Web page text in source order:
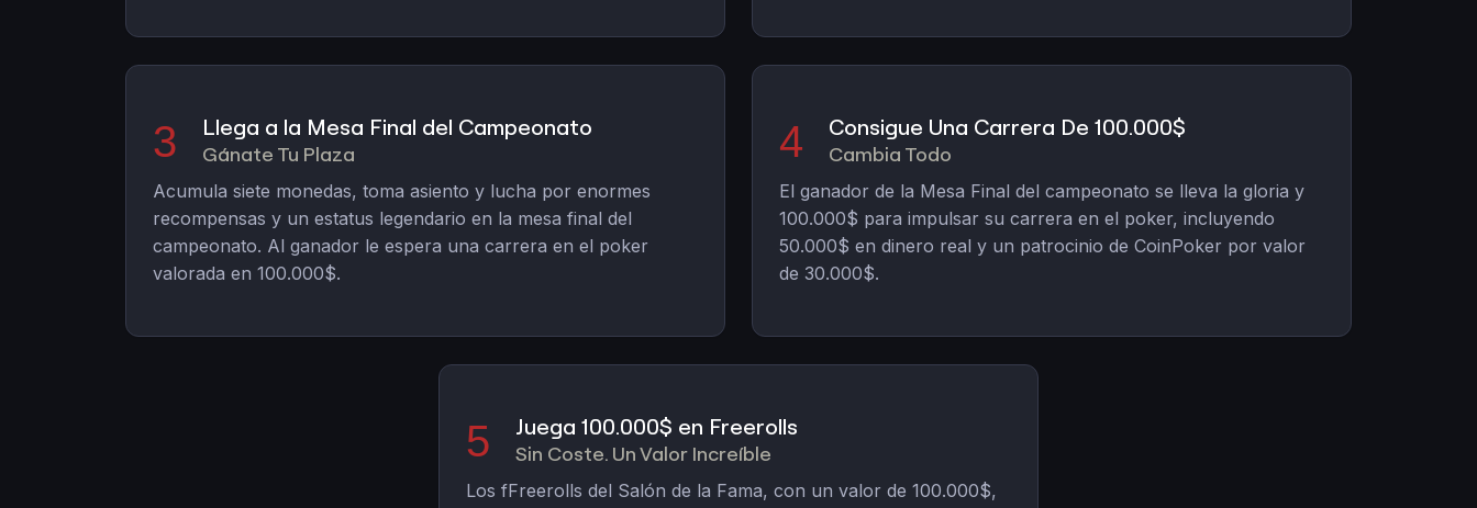
3 Llega a la Mesa Final del Campeonato
Gánate Tu Plaza
Acumula siete monedas, toma asiento y lucha por enormes
recompensas y un estatus legendario en la mesa final del
campeonato. Al ganador le espera una carrera en el poker
valorada en 100.000$.
4 Consigue Una Carrera De 100.000$
Cambia Todo
El ganador de la Mesa Final del campeonato se lleva la gloria y
100.000$ para impulsar su carrera en el poker, incluyendo
50.000$ en dinero real y un patrocinio de CoinPoker por valor
de 30.000$.
5 Juega 100.000$ en Freerolls
Sin Coste. Un Valor Increíble
Los fFreerolls del Salón de la Fama, con un valor de 100.000$,